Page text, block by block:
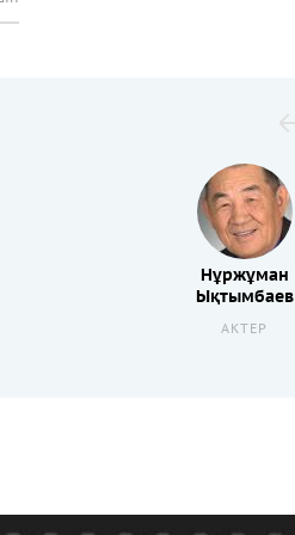
Нұржұман
Ықтымбаев
АКТЕР